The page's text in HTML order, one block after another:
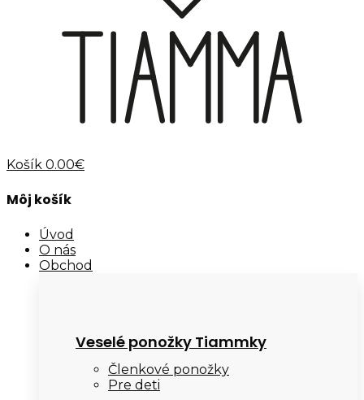
Košík 0.00€
Môj košík
Úvod
O nás
Obchod
Veselé ponožky Tiammky
Členkové ponožky
Pre deti